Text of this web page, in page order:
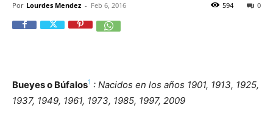
Por Lourdes Mendez - Feb 6, 2016 0
594
Bueyes o Búfalos1 : Nacidos en los años 1901, 1913, 1925,
1937, 1949, 1961, 1973, 1985, 1997, 2009